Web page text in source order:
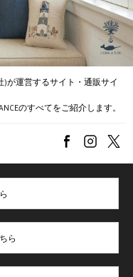
)が運営するサイト・通販サイ
のすべてをご紹介します。
ら